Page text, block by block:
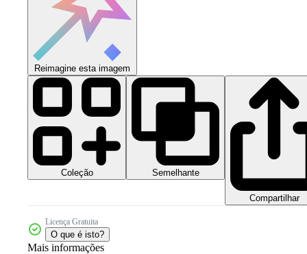
Reimagine esta imagem
Coleção Semelhante
Compartilhar
Licença Gratuita
O que é isto?
Mais informações